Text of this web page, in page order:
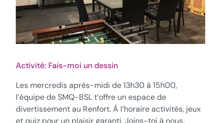
Activité: Fais-moi un dessin
Les mercredis après-midi de 13h30 à 15h00,
l’équipe de SMQ-BSL t’offre un espace de
divertissement au Renfort. À l’horaire activités, jeux
et quiz pour un plaisir garanti. Joins-toi à nous.